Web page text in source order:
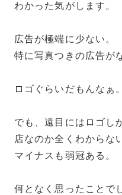
わかった気がします。
広告が極端に少ない。
特に写真つきの広告が
ロゴぐらいだもんなぁ。
でも、遠目にはロゴし
店なのか全くわからな
マイナスも弱冠ある。
何となく思ったことで